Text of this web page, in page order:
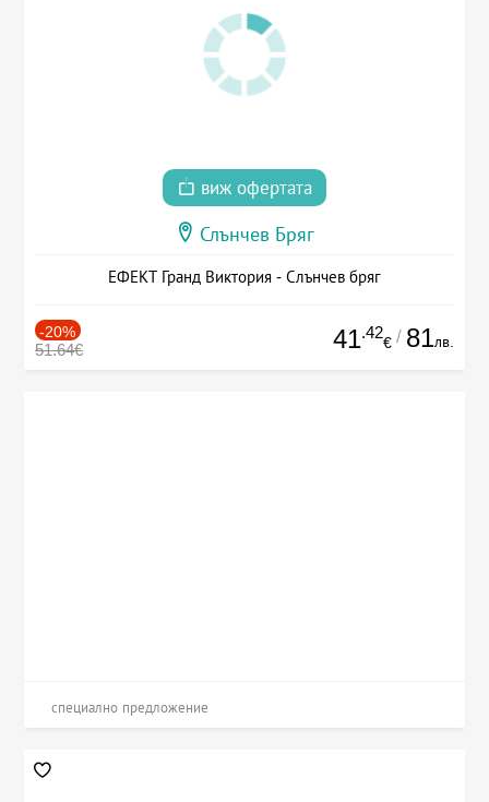
виж офертата
Слънчев Бряг
ЕФЕКТ Гранд Виктория - Слънчев бряг
-20%
51.64€ 41.42
€ / 81лв.
специално предложение